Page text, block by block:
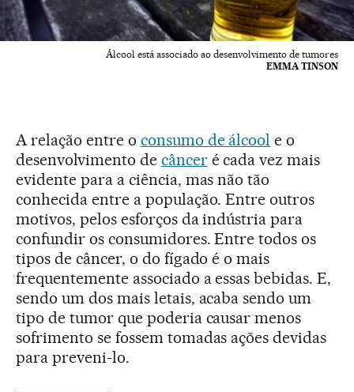
Álcool está associado ao desenvolvimento de tumores
EMMA TINSON
A relação entre o consumo de álcool e o
desenvolvimento de cânceré cada vez mais
evidente para a ciência, mas não tão
conhecida entre a população. Entre outros
motivos, pelos esforços da indústria para
confundir os consumidores. Entre todos os
tipos de câncer, o do fígado é o mais
frequentemente associado a essas bebidas. E,
sendo um dos mais letais, acaba sendo um
tipo de tumor que poderia causar menos
sofrimento se fossem tomadas ações devidas
para preveni-lo.